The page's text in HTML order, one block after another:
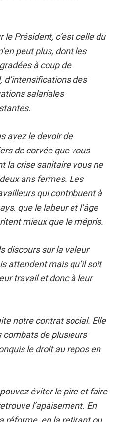
le Président, c’est celle du
peut plus, dont les
à coup de
des
salariales
avez le devoir de
de corvée que vous
la crise sanitaire vous ne
ans fermes. Les
qui contribuent à
que le labeur et l’âge
mieux que le mépris.
discours sur la valeur
attendent mais qu’il soit
travail et donc à leur
notre contrat social. Elle
combats de plusieurs
le droit au repos en
éviter le pire et faire
l’apaisement. En
réforme, en la retirant ou